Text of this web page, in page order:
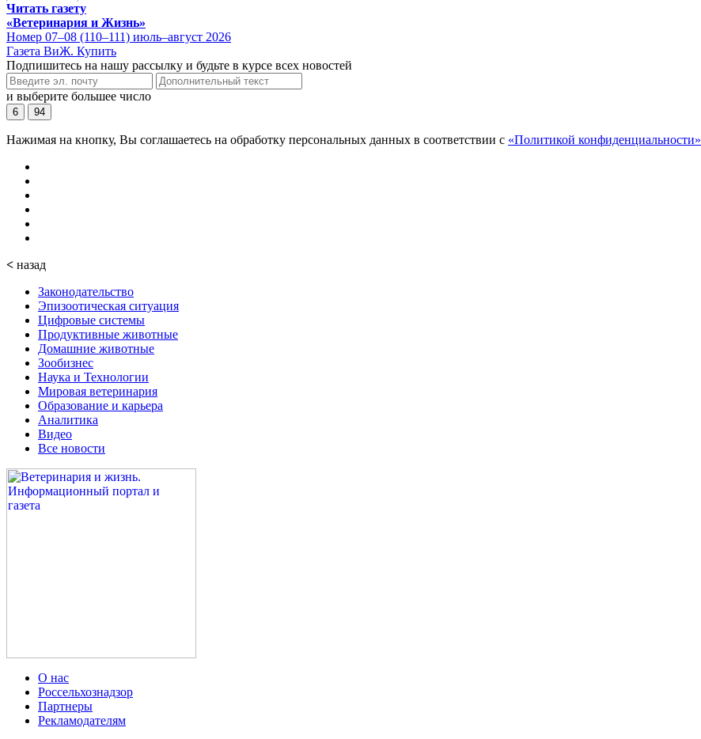
Читать газету
«Ветеринария и Жизнь»
Номер 07–08 (110–111) июль–август 2026
Газета ВиЖ. Купить
Подпишитесь на нашу рассылку и будьте в курсе всех новостей
и выберите большее число
6 94
Нажимая на кнопку, Вы соглашаетесь на обработку персональных данных в соответствии с «Политикой конфиденциальности»
< назад
Законодательство
Эпизоотическая ситуация
Цифровые системы
Продуктивные животные
Домашние животные
Зообизнес
Наука и Технологии
Мировая ветеринария
Образование и карьера
Аналитика
Видео
Все новости
О нас
Россельхознадзор
Партнеры
Рекламодателям